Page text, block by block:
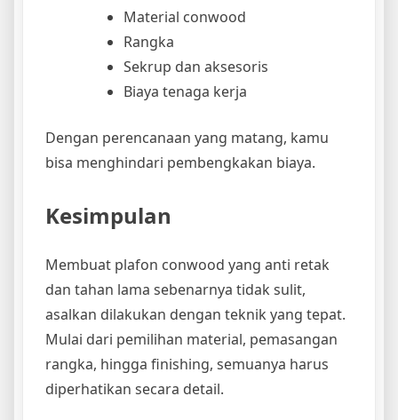
Material conwood
Rangka
Sekrup dan aksesoris
Biaya tenaga kerja
Dengan perencanaan yang matang, kamu
bisa menghindari pembengkakan biaya.
Kesimpulan
Membuat plafon conwood yang anti retak
dan tahan lama sebenarnya tidak sulit,
asalkan dilakukan dengan teknik yang tepat.
Mulai dari pemilihan material, pemasangan
rangka, hingga finishing, semuanya harus
diperhatikan secara detail.